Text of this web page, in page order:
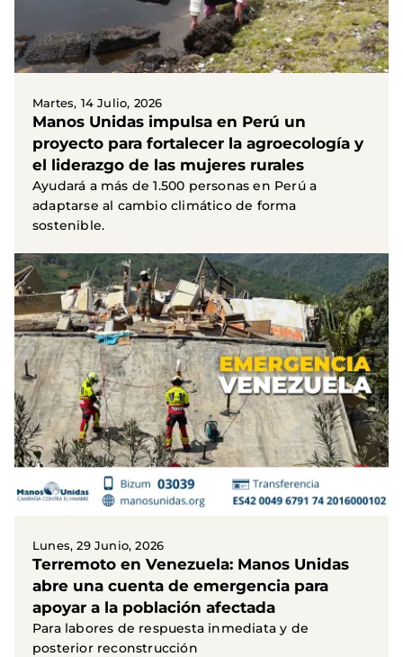
Martes, 14 Julio, 2026
Manos Unidas impulsa en Perú un
proyecto para fortalecer la agroecología y
el liderazgo de las mujeres rurales
Ayudará a más de 1.500 personas en Perú a
adaptarse al cambio climático de forma
sostenible.
Lunes, 29 Junio, 2026
Terremoto en Venezuela: Manos Unidas
abre una cuenta de emergencia para
apoyar a la población afectada
Para labores de respuesta inmediata y de
posterior reconstrucción